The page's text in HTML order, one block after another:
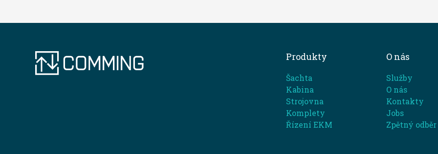
Produkty
Šachta
Kabina
Strojovna
Komplety
Řízení EKM
O nás
Služby
O nás
Kontakty
Jobs
Zpětný odběr